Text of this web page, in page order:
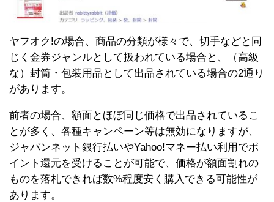
ヤフオク!の場合、商品の分類が様々で、切手などと同
じく金券ジャンルとして扱われている場合と、（高級
な）封筒・包装用品として出品されている場合の2通り
があります。
前者の場合、額面とほぼ同じ価格で出品されているこ
とが多く、各種キャンペーン等は無効になりますが、
ジャパンネット銀行払いやYahoo!マネー払い利用でポ
イント還元を受けることが可能で、価格が額面割れの
ものを落札できれば数%程度安く購入できる可能性が
あります。